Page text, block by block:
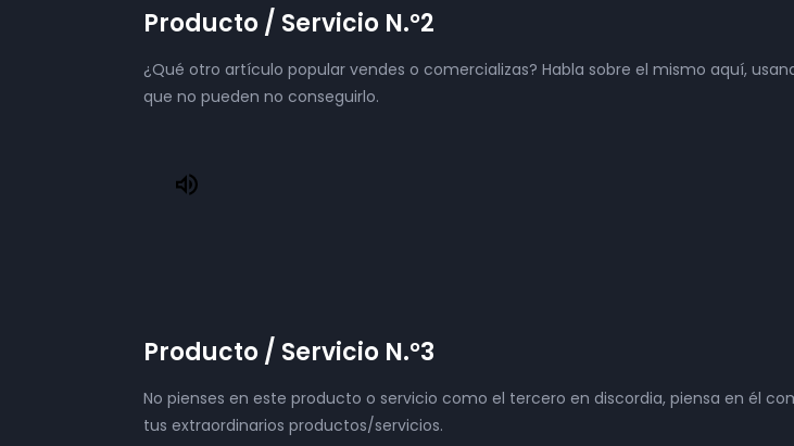
Producto / Servicio N.°2
¿Qué otro artículo popular vendes o comercializas? Habla sobre el mismo aquí,
que no pueden no conseguirlo.
Producto / Servicio N.°3
No pienses en este producto o servicio como el tercero en discordia, piensa en él
tus extraordinarios productos/servicios.